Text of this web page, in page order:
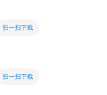
扫一扫下载
扫一扫下载